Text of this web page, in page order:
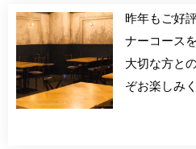
昨年もご好
ナーコース
大切な方と
ぞお楽しみ